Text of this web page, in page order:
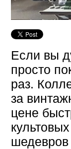
Если вы
просто
раз.
за
цене